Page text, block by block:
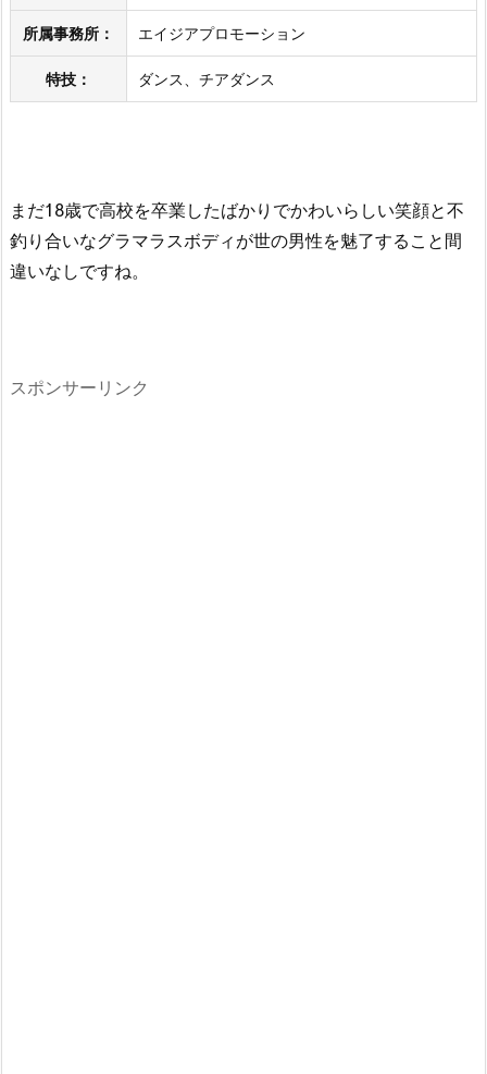
所属事務所： エイジアプロモーション
特技： ダンス、チアダンス
まだ18歳で高校を卒業したばかりでかわいらしい笑顔と不
釣り合いなグラマラスボディが世の男性を魅了すること間
違いなしですね。
スポンサーリンク